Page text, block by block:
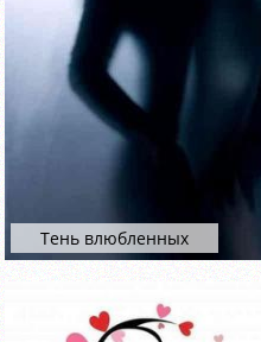
Тень влюбленных